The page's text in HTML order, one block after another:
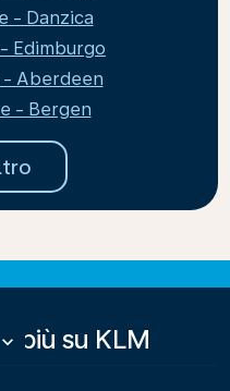
- Danzica
Edimburgo
- Aberdeen
- Bergen
Di più su KLM
keyboard_arrow_down